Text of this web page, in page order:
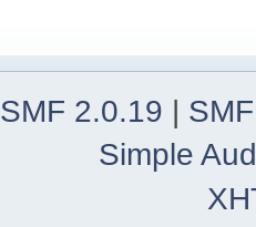
SMF 2.0.19
Simple